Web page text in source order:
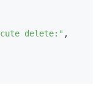
delete:" ,